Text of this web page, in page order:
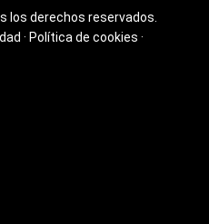
los derechos reservados.
· Política de cookies ·